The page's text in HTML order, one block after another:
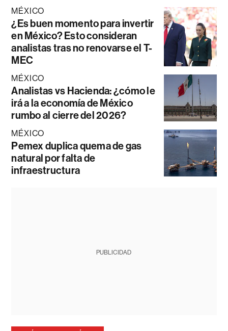
MÉXICO
¿Es buen momento para invertir
en México? Esto consideran
analistas tras no renovarse el T-
MEC
MÉXICO
Analistas vs Hacienda: ¿cómo le
irá a la economía de México
rumbo al cierre del 2026?
MÉXICO
Pemex duplica quema de gas
natural por falta de
infraestructura
PUBLICIDAD